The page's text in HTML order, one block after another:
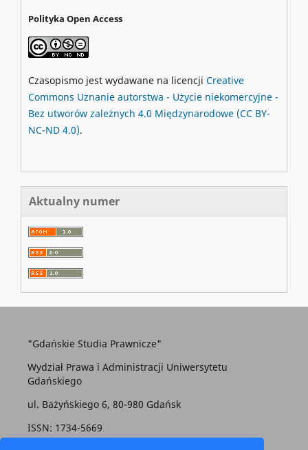
Polityka Open Access
Czasopismo jest wydawane na licencji Creative
Commons Uznanie autorstwa - Użycie niekomercyjne -
Bez utworów zależnych 4.0 Międzynarodowe (CC BY-
NC-ND 4.0).
Aktualny numer
"Gdańskie Studia Prawnicze"
Wydział Prawa i Administracji Uniwersytetu
Gdańskiego
ul. Bażyńskiego 6, 80-980 Gdańsk
ISSN: 1734-5669